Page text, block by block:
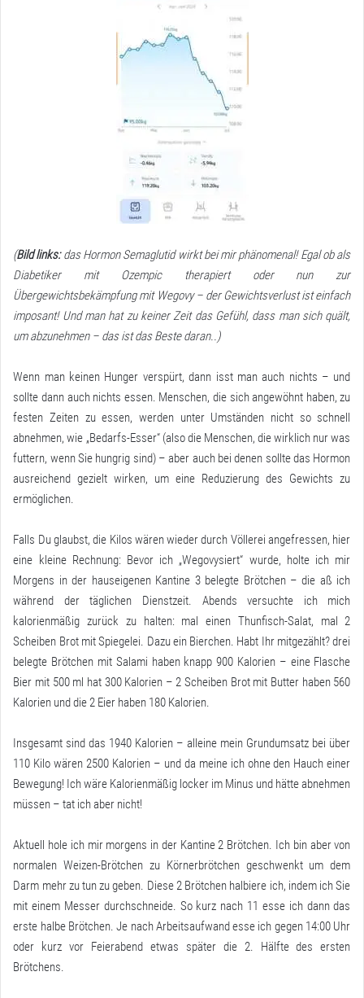
(Bild links:das Hormon Semaglutid wirkt bei mir phänomenal! Egal ob als
Diabetiker mit Ozempic therapiert oder nun zur
Übergewichtsbekämpfung mit Wegovy – der Gewichtsverlust ist einfach
imposant! Und man hat zu keiner Zeit das Gefühl, dass man sich quält,
um abzunehmen – das ist das Beste daran..)
Wenn man keinen Hunger verspürt, dann isst man auch nichts – und
sollte dann auch nichts essen. Menschen, die sich angewöhnt haben, zu
festen Zeiten zu essen, werden unter Umständen nicht so schnell
abnehmen, wie „Bedarfs-Esser“ (also die Menschen, die wirklich nur was
futtern, wenn Sie hungrig sind) – aber auch bei denen sollte das Hormon
ausreichend gezielt wirken, um eine Reduzierung des Gewichts zu
ermöglichen.
Falls Du glaubst, die Kilos wären wieder durch Völlerei angefressen, hier
eine kleine Rechnung: Bevor ich „Wegovysiert“ wurde, holte ich mir
Morgens in der hauseigenen Kantine 3 belegte Brötchen – die aß ich
während der täglichen Dienstzeit. Abends versuchte ich mich
kalorienmäßig zurück zu halten: mal einen Thunfisch-Salat, mal 2
Scheiben Brot mit Spiegelei. Dazu ein Bierchen. Habt Ihr mitgezählt? drei
belegte Brötchen mit Salami haben knapp 900 Kalorien – eine Flasche
Bier mit 500 ml hat 300 Kalorien – 2 Scheiben Brot mit Butter haben 560
Kalorien und die 2 Eier haben 180 Kalorien.
Insgesamt sind das 1940 Kalorien – alleine mein Grundumsatz bei über
110 Kilo wären 2500 Kalorien – und da meine ich ohne den Hauch einer
Bewegung! Ich wäre Kalorienmäßig locker im Minus und hätte abnehmen
müssen – tat ich aber nicht!
Aktuell hole ich mir morgens in der Kantine 2 Brötchen. Ich bin aber von
normalen Weizen-Brötchen zu Körnerbrötchen geschwenkt um dem
Darm mehr zu tun zu geben. Diese 2 Brötchen halbiere ich, indem ich Sie
mit einem Messer durchschneide. So kurz nach 11 esse ich dann das
erste halbe Brötchen. Je nach Arbeitsaufwand esse ich gegen 14:00 Uhr
oder kurz vor Feierabend etwas später die 2. Hälfte des ersten
Brötchens.